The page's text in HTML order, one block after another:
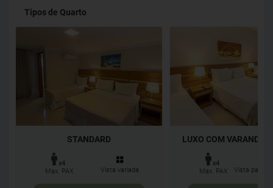
Tipos de Quarto
STANDARD
x4
Max. PAX
Vista variada
LUXO COM VARANDA
x4
Max. PAX
Vista para a